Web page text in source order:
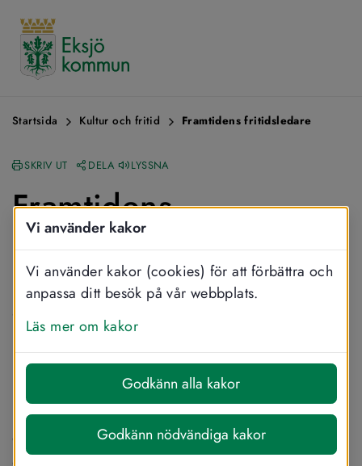
Vi använder kakor
Vi använder kakor (cookies) för att förbättra och
anpassa ditt besök på vår webbplats.
Läs mer om kakor
Godkänn alla kakor
Godkänn nödvändiga kakor
Startsida Kultur och fritid Framtidens fritidsledare
SKRIV UT DELA LYSSNA
Framtidens
fritidsledare
Eksjö kommun deltar i ”Framtidens
fritidsledare” ett kompetens­
utvecklingsprojekt finansierat av
Europeiska Socialfonden och Regional
utveckling, region Jönköpings län.
Projektet riktar sig till fritidsledare inom
öppen fritidsverksamhet i Jönköpings län